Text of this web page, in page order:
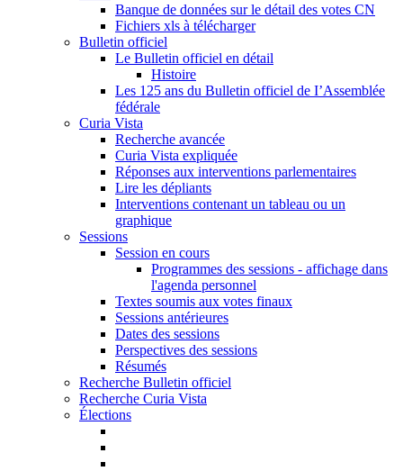
Banque de données sur le détail des votes CN
Fichiers xls à télécharger
Bulletin officiel
Le Bulletin officiel en détail
Histoire
Les 125 ans du Bulletin officiel de I’Assemblée
fédérale
Curia Vista
Recherche avancée
Curia Vista expliquée
Réponses aux interventions parlementaires
Lire les dépliants
Interventions contenant un tableau ou un
graphique
Sessions
Session en cours
Programmes des sessions - affichage dans
l'agenda personnel
Textes soumis aux votes finaux
Sessions antérieures
Dates des sessions
Perspectives des sessions
Résumés
Recherche Bulletin officiel
Recherche Curia Vista
Élections